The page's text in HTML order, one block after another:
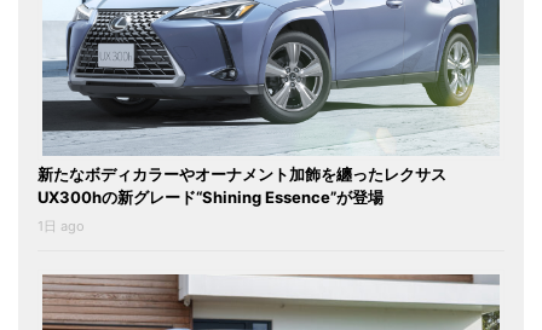
新たなボディカラーやオーナメント加飾を纏ったレクサス
UX300hの新グレード“Shining Essence”が登場
1日 ago